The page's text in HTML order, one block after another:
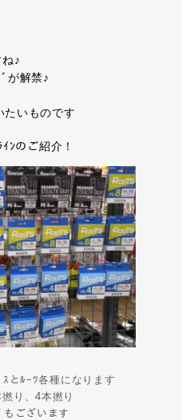
♪
が解禁♪
たいものです
ﾝのご紹介！
とﾙｰﾂ各種になります
り、4本撚り
もございます